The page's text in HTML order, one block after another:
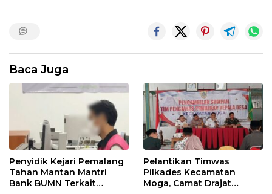
Baca Juga
Penyidik Kejari Pemalang
Tahan Mantan Mantri
Bank BUMN Terkait
Pelantikan Timwas
Pilkades Kecamatan
Moga, Camat Drajat